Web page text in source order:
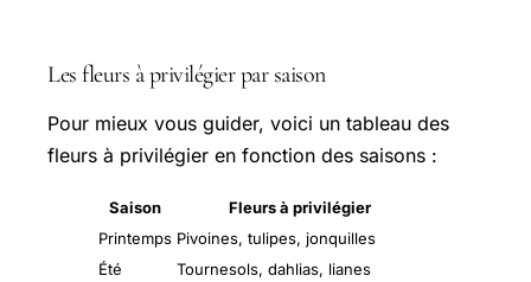
Les fleurs à privilégier par saison
Pour mieux vous guider, voici un tableau des
fleurs à privilégier en fonction des saisons :
Saison
Fleurs à privilégier
Printemps Pivoines, tulipes, jonquilles
Été
Tournesols, dahlias, lianes